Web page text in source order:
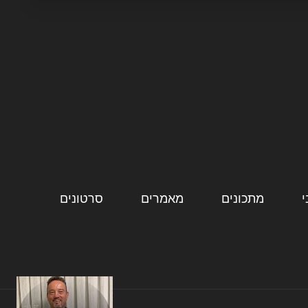
מתכונים מאמרים
סרטונים